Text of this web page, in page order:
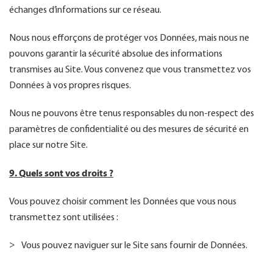
échanges d’informations sur ce réseau.
Nous nous efforçons de protéger vos Données, mais nous ne
pouvons garantir la sécurité absolue des informations
transmises au Site. Vous convenez que vous transmettez vos
Données à vos propres risques.
Nous ne pouvons être tenus responsables du non-respect des
paramètres de confidentialité ou des mesures de sécurité en
place sur notre Site.
9. Quels sont vos droits ?
Vous pouvez choisir comment les Données que vous nous
transmettez sont utilisées :
Vous pouvez naviguer sur le Site sans fournir de Données.